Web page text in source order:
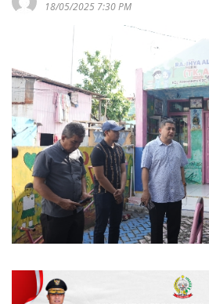
18/05/2025 7:30 PM